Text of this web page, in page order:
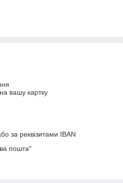
вашу картку
за реквізитами IBAN
пошта"